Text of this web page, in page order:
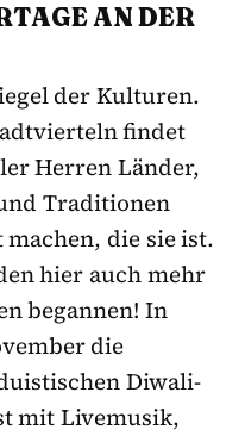
AN DER
der Kulturen.
findet
Herren Länder,
Traditionen
die sie ist.
hier auch mehr
begannen! In
die
Diwali-
mit Livemusik,